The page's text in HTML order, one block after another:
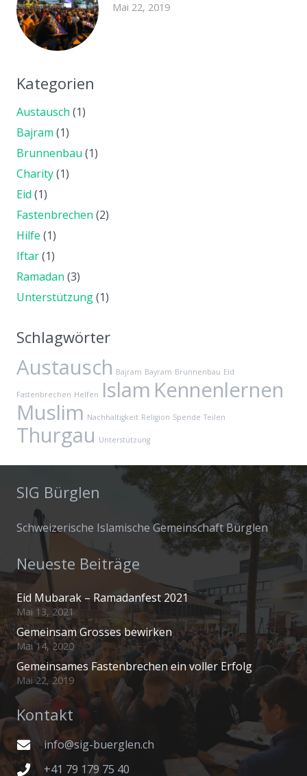
Mai 22, 2019
Kategorien
Austausch (1)
Bajram (1)
Brunnenbau (1)
Charity(1)
Eid (1)
Fastenbrechen (2)
Hilfe (1)
Iftar(1)
Ramadan (3)
Unterstützung(1)
Schlagwörter
Austausch Bajram Bayram Brunnenbau Eid
Fastenbrechen Helfen Islam Kennenlernen
Muslim Nachhaltigkeit Religion Spende Teilen
Thurgau Unterstützung
SIG Bürglen
Schweizerische Islamische Gemeinschaft Bürglen
Neueste Beiträge
Eid Mubarak – Ramadanfest 2021
Mai 13, 2021
Gemeinsam Grosses bewirken
Mai 14, 2020
Gemeinsames Fastenbrechen ein voller Erfolg
Mai 22, 2019
Kontakt
info@sig-buerglen.ch
+41 79 179 75 40